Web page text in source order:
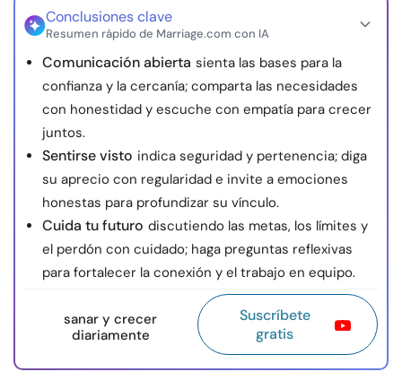
© Copyright 2026. Todos los derechos reservados.
Conclusiones clave
Resumen rápido de Marriage.com con IA
Comunicación abierta sienta las bases para la
confianza y la cercanía; comparta las necesidades
con honestidad y escuche con empatía para crecer
juntos.
Sentirse visto indica seguridad y pertenencia; diga
su aprecio con regularidad e invite a emociones
honestas para profundizar su vínculo.
Cuida tu futuro discutiendo las metas, los límites y
el perdón con cuidado; haga preguntas reflexivas
para fortalecer la conexión y el trabajo en equipo.
sanar y crecer
diariamente
Suscríbete
gratis